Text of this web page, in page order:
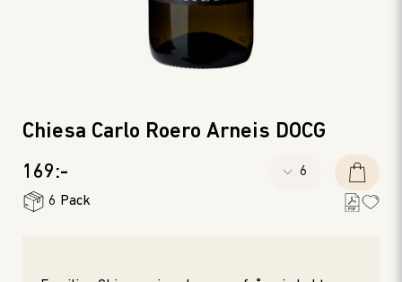
Chiesa Carlo Roero Arneis DOCG
169:-
6 Pack